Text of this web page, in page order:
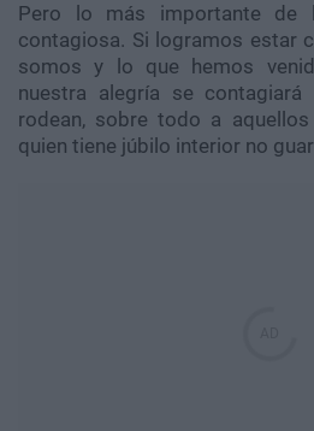
Pero lo más importante de
contagiosa. Si logramos estar
somos y lo que hemos
nuestra alegría se
rodean, sobre todo a
quien tiene júbilo interior no